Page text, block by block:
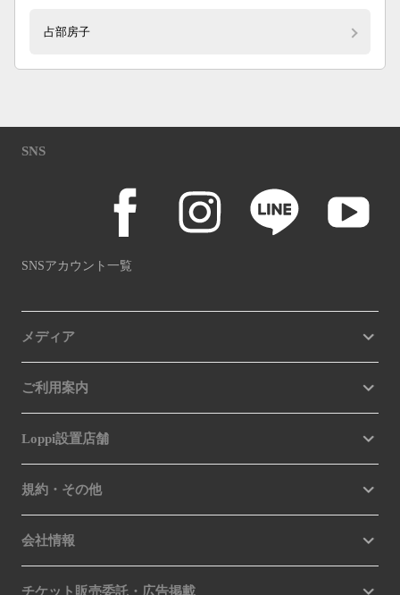
占部房子
SNS
SNSアカウント一覧
メディア
ご利用案内
Loppi設置店舗
規約・その他
会社情報
チケット販売委託・広告掲載